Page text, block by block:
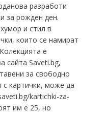
разработи
за рожден ден.
и стил в
които се намират
е
сайта Saveti.bg,
за свободно
с картички, може да
kartichki-za-
им е 25, но